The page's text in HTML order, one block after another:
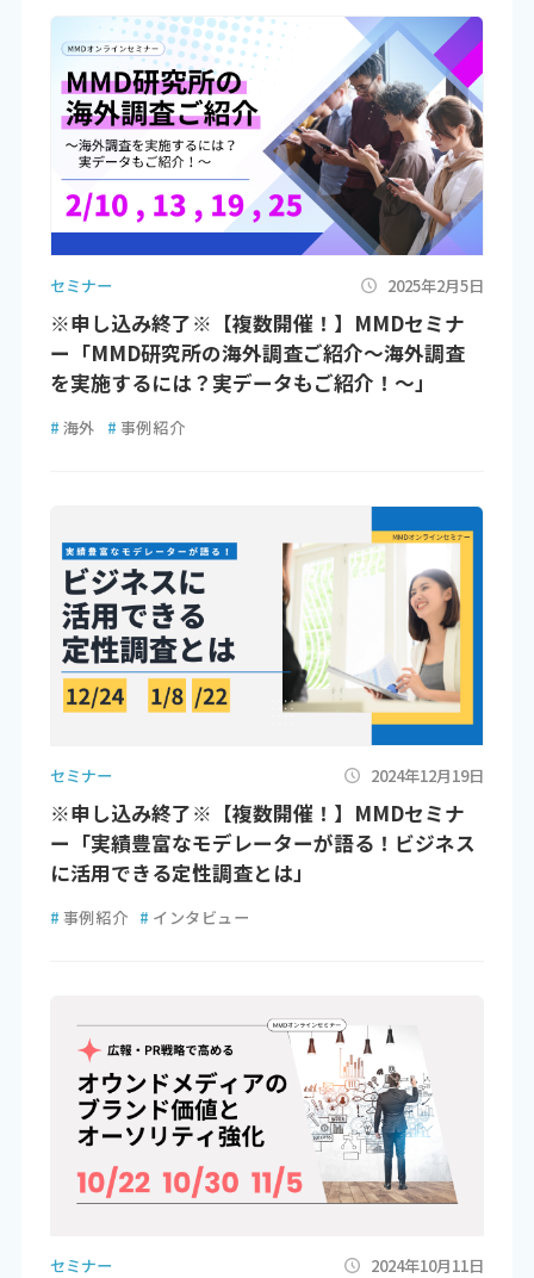
セミナー 2025年2月5日
※申し込み終了※【複数開催！】MMDセミナ
ー「MMD研究所の海外調査ご紹介～海外調査
を実施するには？実データもご紹介！～」
# 海外 # 事例紹介
セミナー 2024年12月19日
※申し込み終了※【複数開催！】MMDセミナ
ー「実績豊富なモデレーターが語る！ビジネス
に活用できる定性調査とは」
# 事例紹介 # インタビュー
セミナー 2024年10月11日